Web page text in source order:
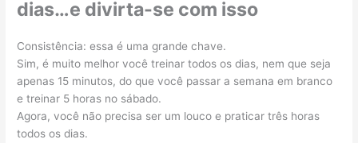
dias…e divirta-se com isso
Consistência: essa é uma grande chave.
Sim, é muito melhor você treinar todos os dias, nem que seja
apenas 15 minutos, do que você passar a semana em branco
e treinar 5 horas no sábado.
Agora, você não precisa ser um louco e praticar três horas
todos os dias.